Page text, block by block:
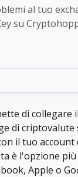
al tuo
su
di collegare
di
il tuo
è l'opzione più
Apple o